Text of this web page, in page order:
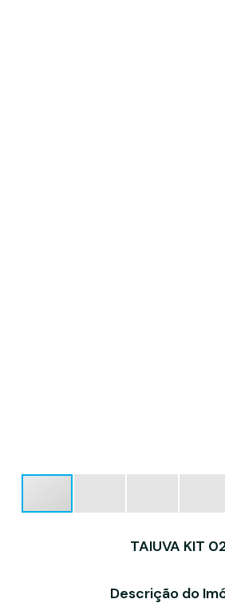
TAIUVA KIT
Descrição do